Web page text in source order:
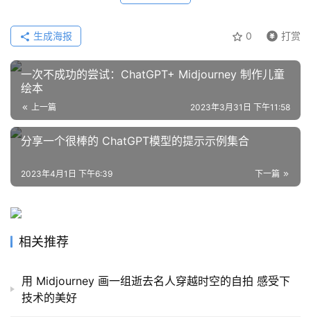
0 打赏
生成海报
一次不成功的尝试：ChatGPT+ Midjourney 制作儿童
绘本
上一篇 2023年3月31日 下午11:58
分享一个很棒的 ChatGPT模型的提示示例集合
下一篇
2023年4月1日 下午6:39
相关推荐
用 Midjourney 画一组逝去名人穿越时空的自拍 感受下
技术的美好